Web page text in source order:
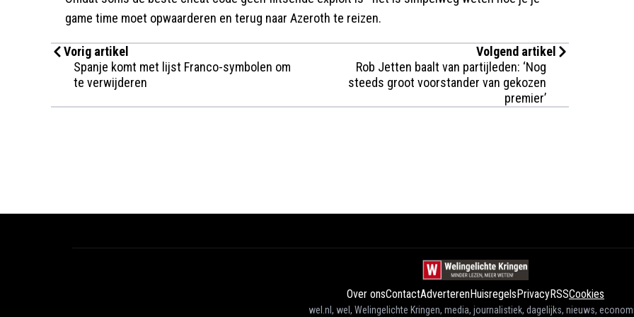
game time moet opwaarderen en terug naar Azeroth te reizen.
Vorig artikel
Spanje komt met lijst Franco-symbolen om
te verwijderen
Volgend artikel
Rob Jetten baalt van partijleden: ‘Nog
steeds groot voorstander van gekozen
premier’
Over onsContactAdverterenHuisregelsPrivacyRSSCookies
wel.nl, wel, Welingelichte Kringen, media, journalistiek, dagelijks, nieuws,